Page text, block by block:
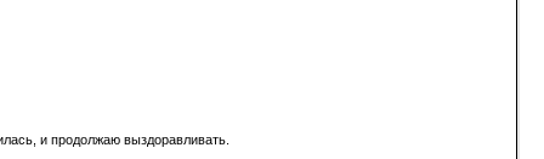
и продолжаю выздоравливать.